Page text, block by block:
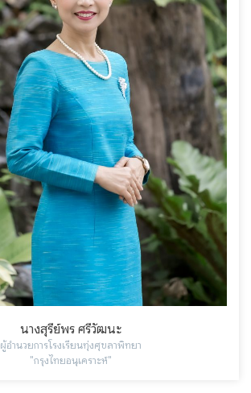
นางสุรีย์พร ศรีวัฒนะ
ผู้อำนวยการโรงเรียนทุ่งศุขลาพิทยา
"กรุงไทยอนุเคราะห์"